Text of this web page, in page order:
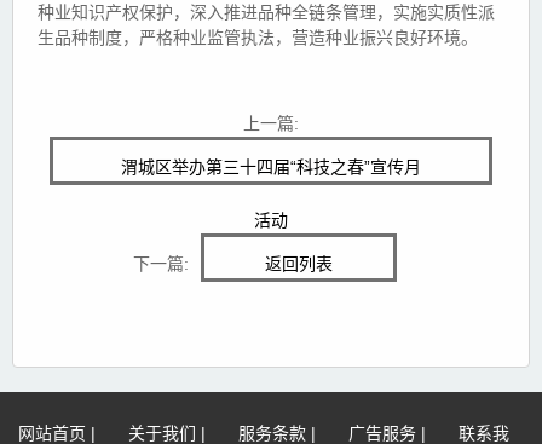
种业知识产权保护，深入推进品种全链条管理，实施实质性派
生品种制度，严格种业监管执法，营造种业振兴良好环境。
上一篇:
渭城区举办第三十四届“科技之春”宣传月
活动
下一篇: 返回列表
网站首页 | 关于我们 | 服务条款 | 广告服务 | 联系我